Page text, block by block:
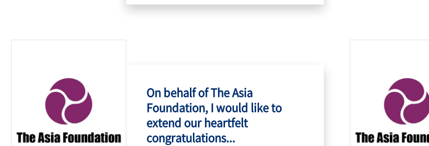
On behalf of The Asia
Foundation, I would like to
extend our heartfelt
congratulations...